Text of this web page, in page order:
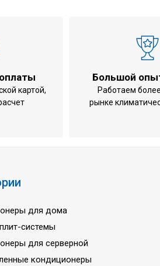
картой,
Большой
Работаем
рынке
для дома
системы
для серверной
кондиционеры